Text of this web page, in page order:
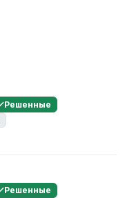
Решенные
Решенные